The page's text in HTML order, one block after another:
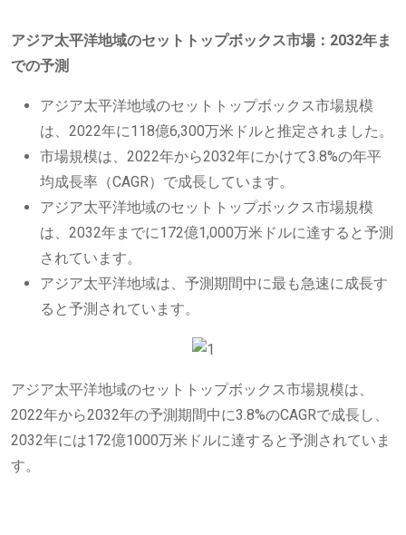
アジア太平洋地域のセットトップボックス市場：2032年ま
での予測
アジア太平洋地域のセットトップボックス市場規模
は、2022年に118億6,300万米ドルと推定されました。
市場規模は、2022年から2032年にかけて3.8%の年平
均成長率（CAGR）で成長しています。
アジア太平洋地域のセットトップボックス市場規模
は、2032年までに172億1,000万米ドルに達すると予測
されています。
アジア太平洋地域は、予測期間中に最も急速に成長す
ると予測されています。
アジア太平洋地域のセットトップボックス市場規模は、
2022年から2032年の予測期間中に3.8%のCAGRで成長し、
2032年には172億1000万米ドルに達すると予測されていま
す。